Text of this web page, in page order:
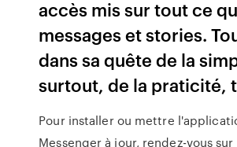
accès mis sur tout ce
messages et stories.
dans sa quête de la
surtout, de la praticité,
Pour installer ou mettre
Messenger à jour, rendez-vous